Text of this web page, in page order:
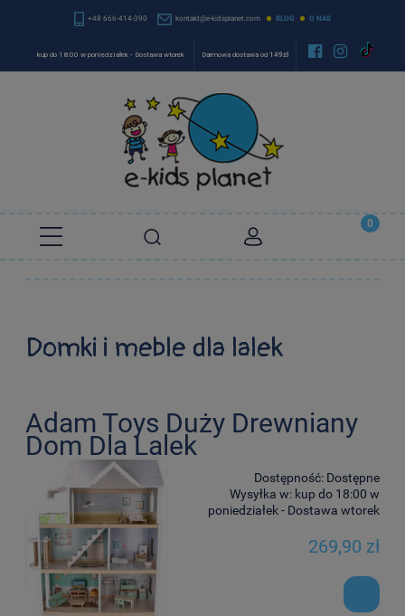
+48 666-414-390 kontakt@e-kidsplanet.com BLOG O NAS
kup do 18:00 w poniedziałek - Dostawa wtorek Darmowa dostawa od 149zł  
Domki i meble dla lalek
Adam Toys Duży Drewniany
Dom Dla Lalek
Dostępność: Dostępne
Wysyłka w: kup do 18:00 w
poniedziałek - Dostawa wtorek
269,90 zł